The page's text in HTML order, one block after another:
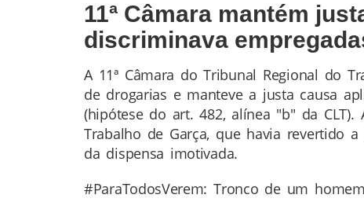
11ª Câmara mantém
discriminava
Conteúdo
da
Notícia
A 11ª Câmara do Tribunal Regional do
de drogarias e manteve a justa causa
(hipótese do art. 482, alínea "b" da
Trabalho de Garça, que havia revertido
da dispensa imotivada.
#ParaTodosVerem: Tronco de um